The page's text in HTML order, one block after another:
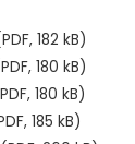
182 kB)
180 kB)
180 kB)
185 kB)